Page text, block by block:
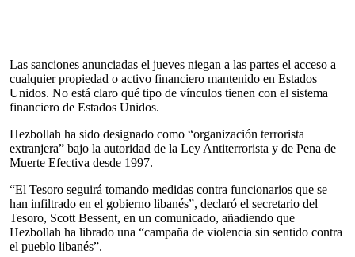
Las sanciones anunciadas el jueves niegan a las partes el acceso a
cualquier propiedad o activo financiero mantenido en Estados
Unidos. No está claro qué tipo de vínculos tienen con el sistema
financiero de Estados Unidos.
Hezbollah ha sido designado como “organización terrorista
extranjera” bajo la autoridad de la Ley Antiterrorista y de Pena de
Muerte Efectiva desde 1997.
“El Tesoro seguirá tomando medidas contra funcionarios que se
han infiltrado en el gobierno libanés”, declaró el secretario del
Tesoro, Scott Bessent, en un comunicado, añadiendo que
Hezbollah ha librado una “campaña de violencia sin sentido contra
el pueblo libanés”.